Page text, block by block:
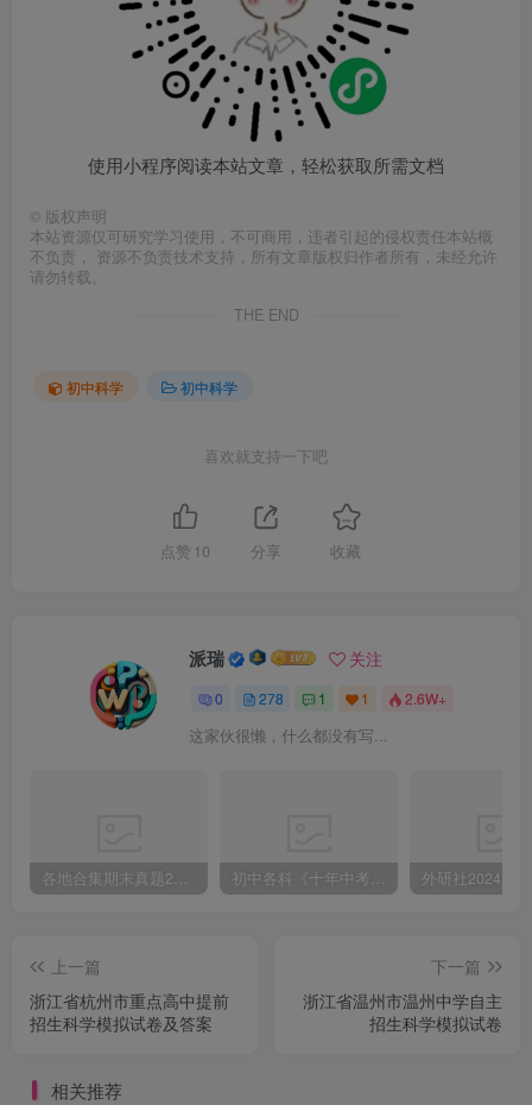
使用小程序阅读本站文章，轻松获取所需文档
© 版权声明
本站资源仅可研究学习使用，不可商用，违者引起的侵权责任本站概
不负责， 资源不负责技术支持，所有文章版权归作者所有，未经允许
请勿转载。
THE END
初中科学 初中科学
喜欢就支持一下吧
点赞 10 分享 收藏
派瑞 关注
0 278 1 1 2.6W+
这家伙很懒，什么都没有写...
各地合集期末真题2023-2024学年第一学期九年级英语期末试卷（含听力和答案） 初中各科《十年中考真题》2013-2024历年中考真题
上一篇
浙江省杭州市重点高中提前
招生科学模拟试卷及答案
下一篇
浙江省温州市温州中学自主
招生科学模拟试卷
相关推荐